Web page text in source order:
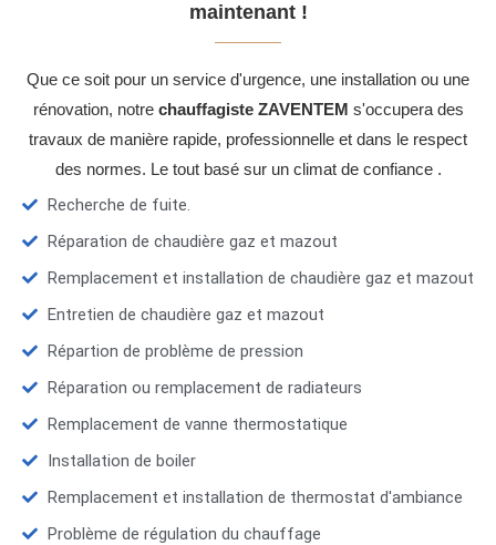
maintenant !
Que ce soit pour un service d'urgence, une installation ou une
rénovation, notre chauffagiste ZAVENTEM s'occupera des
travaux de manière rapide, professionnelle et dans le respect
des normes. Le tout basé sur un climat de confiance .
Recherche de fuite.
Réparation de chaudière gaz et mazout
Remplacement et installation de chaudière gaz et mazout
Entretien de chaudière gaz et mazout
Répartion de problème de pression
Réparation ou remplacement de radiateurs
Remplacement de vanne thermostatique
Installation de boiler
Remplacement et installation de thermostat d'ambiance
Problème de régulation du chauffage